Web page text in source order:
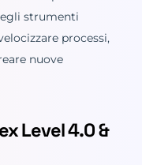
strumenti
processi,
nuove
Level 4.0 &